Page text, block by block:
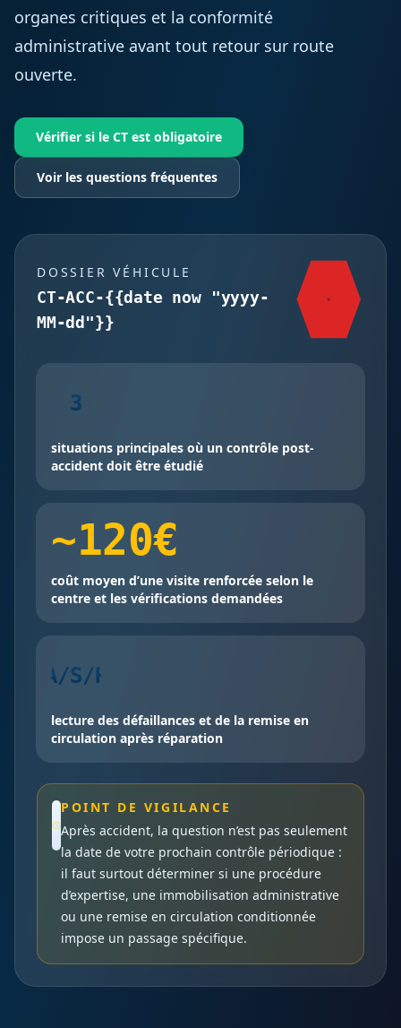
organes critiques et la conformité
administrative avant tout retour sur route
ouverte.
Vérifier si le CT est obligatoire
Voir les questions fréquentes
DOSSIER VÉHICULE
CT-ACC-{{date now "yyyy-
MM-dd"}}
3
situations principales où un contrôle post-
accident doit être étudié
~120€
coût moyen d’une visite renforcée selon le
centre et les vérifications demandées
A/S/R
lecture des défaillances et de la remise en
circulation après réparation
POINT DE VIGILANCE
Après accident, la question n’est pas seulement
la date de votre prochain contrôle périodique :
il faut surtout déterminer si une procédure
d’expertise, une immobilisation administrative
ou une remise en circulation conditionnée
impose un passage spécifique.